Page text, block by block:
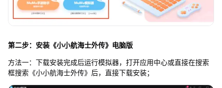
第二步：安装《小小航海士外传》电脑版
方法一：下载安装完成后运行模拟器，打开应用中心或直接在搜索
框搜索《小小航海士外传》后，直接下载安装；